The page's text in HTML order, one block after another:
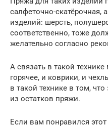
салфеточно-скатёрочная,
изделий: шерсть,
соответственно, тоже
желательно согласно
А связать в такой
горячее, и коврики, и
в такой технике в том,
из остатков пряжи.
Если вам понравился этот